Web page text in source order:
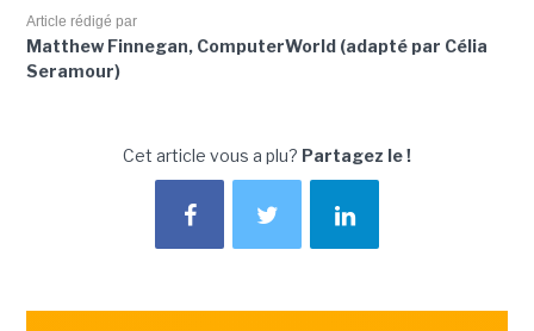
Article rédigé par
Matthew Finnegan, ComputerWorld (adapté par Célia
Seramour)
Cet article vous a plu? Partagez le !